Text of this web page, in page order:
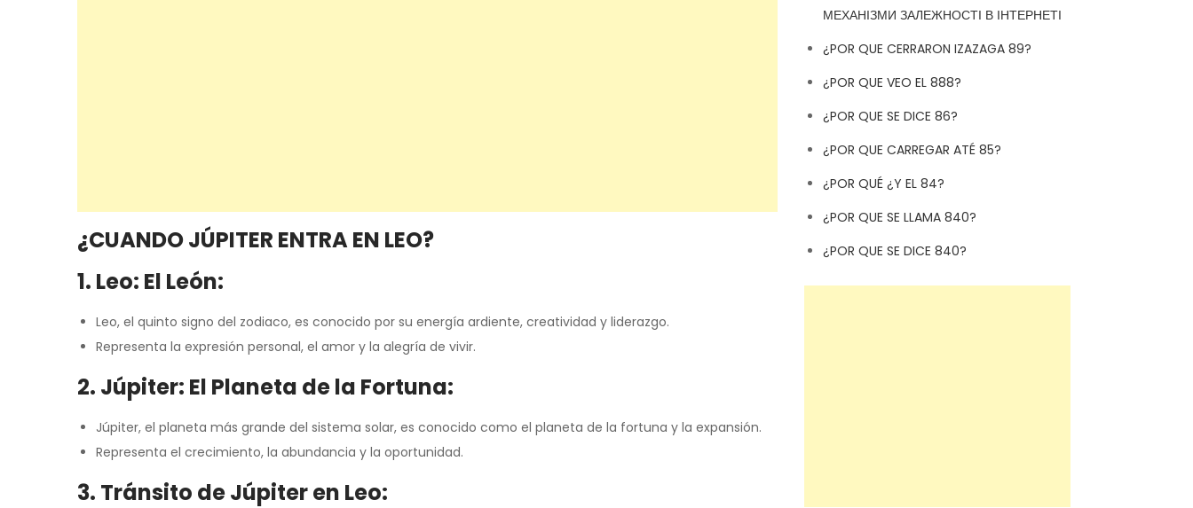
¿CUANDO JÚPITER ENTRA EN LEO?
1. Leo: El León:
Leo, el quinto signo del zodiaco, es conocido por su energía ardiente, creatividad y liderazgo.
Representa la expresión personal, el amor y la alegría de vivir.
2. Júpiter: El Planeta de la Fortuna:
Júpiter, el planeta más grande del sistema solar, es conocido como el planeta de la fortuna y la expansión.
Representa el crecimiento, la abundancia y la oportunidad.
3. Tránsito de Júpiter en Leo:
МЕХАНІЗМИ ЗАЛЕЖНОСТІ В ІНТЕРНЕТІ
¿POR QUE CERRARON IZAZAGA 89?
¿POR QUE VEO EL 888?
¿POR QUE SE DICE 86?
¿POR QUE CARREGAR ATÉ 85?
¿POR QUÉ ¿Y EL 84?
¿POR QUE SE LLAMA 840?
¿POR QUE SE DICE 840?